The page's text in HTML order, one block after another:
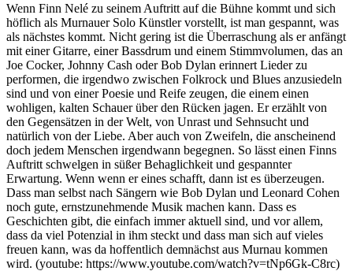
Wenn Finn Nelé zu seinem Auftritt auf die Bühne kommt und sich
höflich als Murnauer Solo Künstler vorstellt, ist man gespannt, was
als nächstes kommt. Nicht gering ist die Überraschung als er anfängt
mit einer Gitarre, einer Bassdrum und einem Stimmvolumen, das an
Joe Cocker, Johnny Cash oder Bob Dylan erinnert Lieder zu
performen, die irgendwo zwischen Folkrock und Blues anzusiedeln
sind und von einer Poesie und Reife zeugen, die einem einen
wohligen, kalten Schauer über den Rücken jagen. Er erzählt von
den Gegensätzen in der Welt, von Unrast und Sehnsucht und
natürlich von der Liebe. Aber auch von Zweifeln, die anscheinend
doch jedem Menschen irgendwann begegnen. So lässt einen Finns
Auftritt schwelgen in süßer Behaglichkeit und gespannter
Erwartung. Wenn wenn er eines schafft, dann ist es überzeugen.
Dass man selbst nach Sängern wie Bob Dylan und Leonard Cohen
noch gute, ernstzunehmende Musik machen kann. Dass es
Geschichten gibt, die einfach immer aktuell sind, und vor allem,
dass da viel Potenzial in ihm steckt und dass man sich auf vieles
freuen kann, was da hoffentlich demnächst aus Murnau kommen
wird. (youtube: https://www.youtube.com/watch?v=tNp6Gk-C8rc)